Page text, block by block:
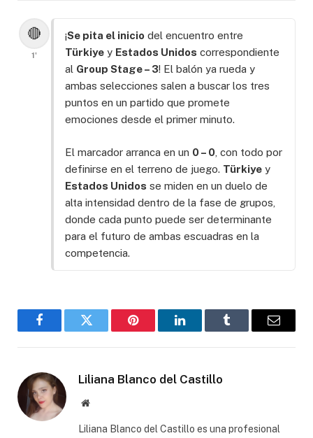
🔴
1'
¡Se pita el inicio del encuentro entre
Türkiye y Estados Unidos correspondiente
al Group Stage – 3! El balón ya rueda y
ambas selecciones salen a buscar los tres
puntos en un partido que promete
emociones desde el primer minuto.
El marcador arranca en un 0 – 0 , con todo por
definirse en el terreno de juego. Türkiye y
Estados Unidos se miden en un duelo de
alta intensidad dentro de la fase de grupos,
donde cada punto puede ser determinante
para el futuro de ambas escuadras en la
competencia.
FacebookGorjeo Pinterest LinkedInTumblr
Correo
Liliana Blanco del Castillo
Sitio
Liliana Blanco del Castillo es una profesional